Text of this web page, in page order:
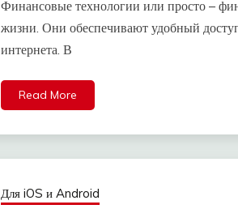
Финансовые технологии или просто –
жизни. Они обеспечивают удобный
интернета. В
Read More
Для iOS и Android